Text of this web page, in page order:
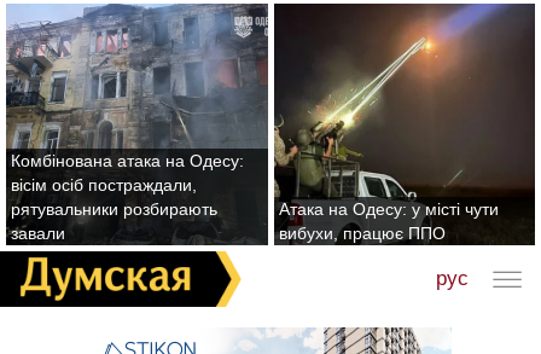
Комбінована атака на Одесу:
вісім осіб постраждали,
рятувальники розбирають
завали
Атака на Одесу: у місті чути
вибухи, працює ППО
рус